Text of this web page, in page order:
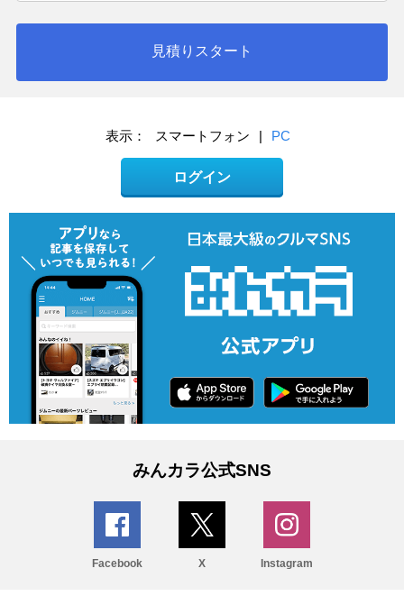
見積りスタート
表示： スマートフォン | PC
ログイン
みんカラ公式SNS
Facebook X Instagram